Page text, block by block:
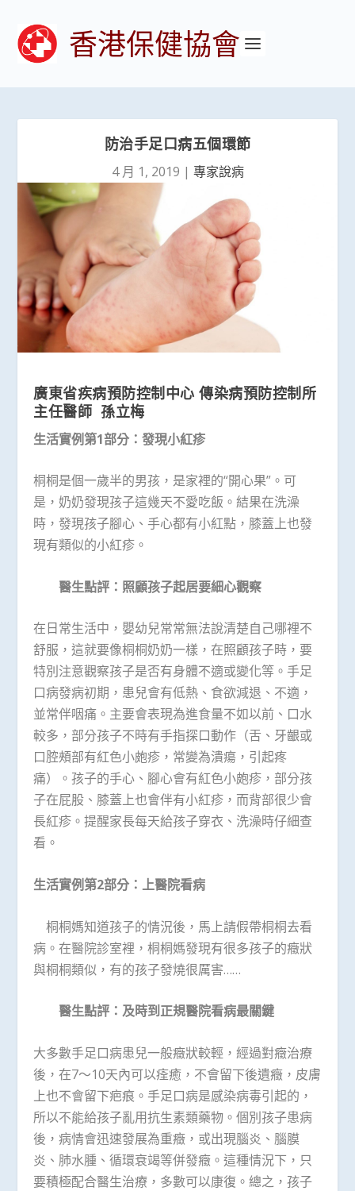
香港保健協會
防治手足口病五個環節
4 月 1, 2019 | 專家說病
廣東省疾病預防控制中心 傳染病預防控制所
主任醫師 孫立梅
生活實例第1部分：發現小紅疹
桐桐是個一歲半的男孩，是家裡的“開心果”。可
是，奶奶發現孩子這幾天不愛吃飯。結果在洗澡
時，發現孩子腳心、手心都有小紅點，膝蓋上也發
現有類似的小紅疹。
醫生點評：照顧孩子起居要細心觀察
在日常生活中，嬰幼兒常常無法說清楚自己哪裡不
舒服，這就要像桐桐奶奶一樣，在照顧孩子時，要
特別注意觀察孩子是否有身體不適或變化等。手足
口病發病初期，患兒會有低熱、食欲減退、不適，
並常伴咽痛。主要會表現為進食量不如以前、口水
較多，部分孩子不時有手指探口動作（舌、牙齦或
口腔頰部有紅色小皰疹，常變為潰瘍，引起疼
痛）。孩子的手心、腳心會有紅色小皰疹，部分孩
子在屁股、膝蓋上也會伴有小紅疹，而背部很少會
長紅疹。提醒家長每天給孩子穿衣、洗澡時仔細查
看。
生活實例第2部分：上醫院看病
桐桐媽知道孩子的情況後，馬上請假帶桐桐去看
病。在醫院診室裡，桐桐媽發現有很多孩子的癥狀
與桐桐類似，有的孩子發燒很厲害……
醫生點評：及時到正規醫院看病最關鍵
大多數手足口病患兒一般癥狀較輕，經過對癥治療
後，在7～10天內可以痊癒，不會留下後遺癥，皮膚
上也不會留下疤痕。手足口病是感染病毒引起的，
所以不能給孩子亂用抗生素類藥物。個別孩子患病
後，病情會迅速發展為重癥，或出現腦炎、腦膜
炎、肺水腫、循環衰竭等併發癥。這種情況下，只
要積極配合醫生治療，多數可以康復。總之，孩子